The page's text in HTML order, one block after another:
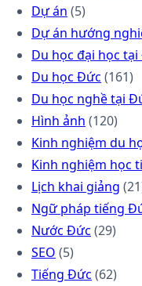
Dự án (5)
Dự án hướng
Du học đại học
Du học Đức (161)
Du học nghề tại
Hình ảnh (120)
Kinh nghiệm du
Kinh nghiệm học
Lịch khai giảng
Ngữ pháp tiếng
Nước Đức (29)
SEO (5)
Tiếng Đức (62)